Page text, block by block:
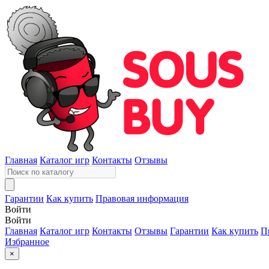
Главная Каталог игр Контакты Отзывы
Гарантии Как купить Правовая информация
Войти
Войти
Главная Каталог игр Контакты Отзывы Гарантии Как купить
Избранное
×